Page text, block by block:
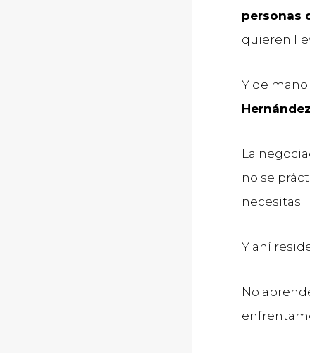
personas
quieren
Y de
La
no se
necesitas.
Y ahí
No